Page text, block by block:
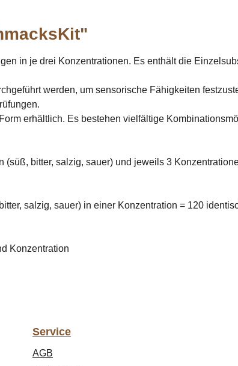
in je drei Konzentrationen. Es enthält die
werden, um sensorische Fähigkeiten
erhältlich. Es bestehen vielfältige
bitter, salzig, sauer) und jeweils 3
salzig, sauer) in einer Konzentration = 120
Konzentration
Service
AGB